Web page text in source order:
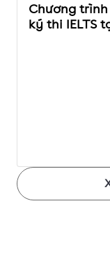
Chương
ký thi IELTS